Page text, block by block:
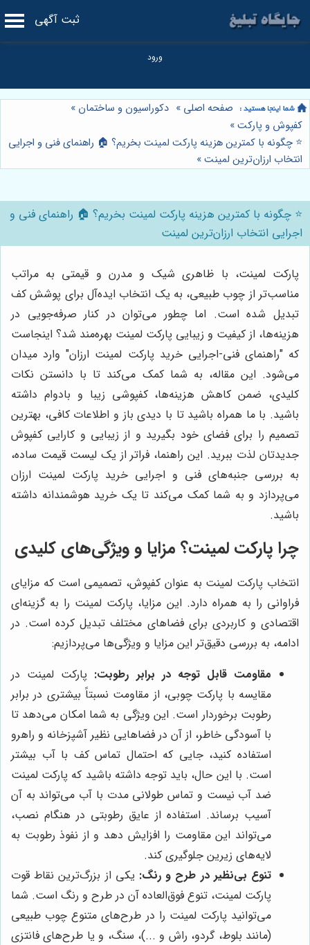
ثبت آگهی
صفحه اصلی » دکوراسیون و ساختمان »
کفپوش و پارکت»
⭐️ چگونه با کمترین هزینه پارکت لمینت بخریم؟ 🏠 راهنمای فنی و اجرایی
انتخاب ارزان‌ترین لمینت»
⭐️ چگونه با کمترین هزینه پارکت لمینت بخریم؟ 🏠 راهنمای فنی و
اجرایی انتخاب ارزان‌ترین لمینت
پارکت لمینت، با ظاهری شیک و مدرن و قیمتی به مراتب
مناسب‌تر از چوب طبیعی، به یک انتخاب ایده‌آل برای پوشش کف
تبدیل شده است. اما چطور می‌توان در کنار صرفه‌جویی در
هزینه‌ها، از کیفیت و زیبایی پارکت لمینت بهره‌مند شد؟ اینجاست
که "راهنمای فنی-اجرایی خرید پارکت لمینت ارزان" وارد میدان
می‌شود. این مقاله، به شما کمک می‌کند تا با دانستن نکات
کلیدی، ضمن کاهش هزینه‌ها، کفپوشی زیبا و بادوام داشته
باشید. با ما همراه باشید تا با دیدی باز و اطلاعات کافی، بهترین
تصمیم را برای فضای خود بگیرید و از زیبایی و کارایی کفپوش
جدیدتان لذت ببرید. این راهنما، فراتر از یک لیست قیمت ساده،
به بررسی جنبه‌های فنی و اجرایی خرید پارکت لمینت ارزان
می‌پردازد و به شما کمک می‌کند تا یک خرید هوشمندانه داشته
باشید.
چرا پارکت لمینت؟ مزایا و ویژگی‌های کلیدی
انتخاب پارکت لمینت به عنوان کفپوش، تصمیمی است که مزایای
فراوانی را به همراه دارد. این مزایا، پارکت لمینت را به گزینه‌ای
اقتصادی و کاربردی برای فضاهای مختلف تبدیل کرده است. در
ادامه، به بررسی دقیق‌تر این مزایا و ویژگی‌ها می‌پردازیم:
مقاومت قابل توجه در برابر رطوبت: پارکت لمینت در
مقایسه با پارکت چوبی، از مقاومت نسبتاً بیشتری در برابر
رطوبت برخوردار است. این ویژگی به شما امکان می‌دهد تا
با آسودگی خاطر، از آن در فضاهایی نظیر آشپزخانه و راهرو
استفاده کنید، جایی که احتمال تماس کف با آب بیشتر
است. با این حال، باید توجه داشته باشید که پارکت لمینت
ضد آب نیست و تماس طولانی مدت با آب می‌تواند به آن
آسیب برساند. استفاده از عایق رطوبتی در هنگام نصب،
می‌تواند این مقاومت را افزایش دهد و از نفوذ رطوبت به
لایه‌های زیرین جلوگیری کند.
تنوع بی‌نظیر در طرح و رنگ: یکی از بزرگ‌ترین نقاط قوت
پارکت لمینت، تنوع فوق‌العاده آن در طرح و رنگ است. شما
می‌توانید پارکت لمینت را در طرح‌های متنوع چوب طبیعی
(مانند بلوط، گردو، راش و ...)، سنگ، و یا طرح‌های فانتزی